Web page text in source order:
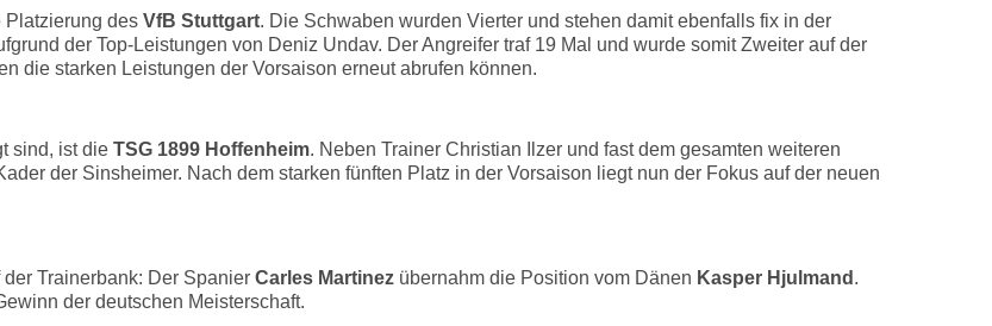
Platzierung des VfB Stuttgart. Die Schwaben wurden Vierter und stehen damit ebenfalls fix in der
der Top-Leistungen von Deniz Undav. Der Angreifer traf 19 Mal und wurde somit Zweiter auf der
die starken Leistungen der Vorsaison erneut abrufen können.
sind, ist die TSG 1899 Hoffenheim. Neben Trainer Christian Ilzer und fast dem gesamten weiteren
der Sinsheimer. Nach dem starken fünften Platz in der Vorsaison liegt nun der Fokus auf der neuen
Trainerbank: Der Spanier Carles Martinezübernahm die Position vom Dänen Kasper Hjulmand .
der deutschen Meisterschaft.